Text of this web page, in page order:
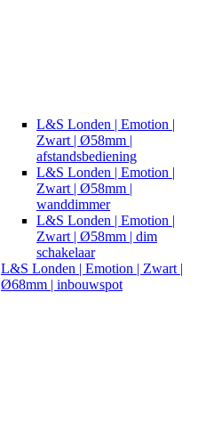
L&S Londen | Emotion |
Zwart | Ø58mm |
afstandsbediening
L&S Londen | Emotion |
Zwart | Ø58mm |
wanddimmer
L&S Londen | Emotion |
Zwart | Ø58mm | dim
schakelaar
L&S Londen | Emotion | Zwart |
Ø68mm | inbouwspot